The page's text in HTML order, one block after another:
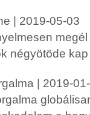
| 2019-05-03
négyötöde
| 2019-